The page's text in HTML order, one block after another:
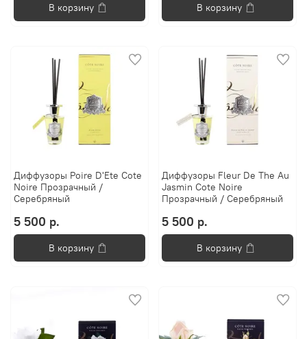
В корзину В корзину
Диффузоры Poire D'Ete Cote
Noire Прозрачный /
Серебряный
5 500 р.
В корзину
Диффузоры Fleur De The Au
Jasmin Cote Noire
Прозрачный / Серебряный
5 500 р.
В корзину